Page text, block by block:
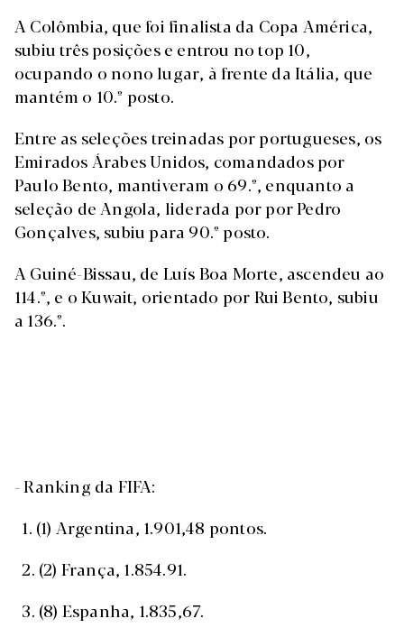
A Colômbia, que foi finalista da Copa América,
subiu três posições e entrou no top 10,
ocupando o nono lugar, à frente da Itália, que
mantém o 10.º posto.
Entre as seleções treinadas por portugueses, os
Emirados Árabes Unidos, comandados por
Paulo Bento, mantiveram o 69.º, enquanto a
seleção de Angola, liderada por por Pedro
Gonçalves, subiu para 90.º posto.
A Guiné-Bissau, de Luís Boa Morte, ascendeu ao
114.º, e o Kuwait, orientado por Rui Bento, subiu
a 136.º.
- Ranking da FIFA:
1. (1) Argentina, 1.901,48 pontos.
2. (2) França, 1.854.91.
3. (8) Espanha, 1.835,67.